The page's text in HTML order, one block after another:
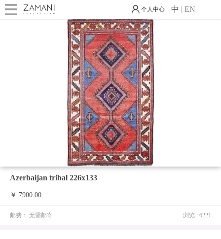
个人中心 中 | EN
1
Azerbaijan tribal 226x133
￥ 7900.00
邮费： 无需邮寄 浏览 : 6221